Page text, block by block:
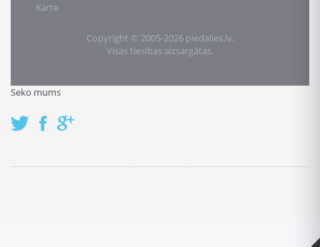
Karte
Copyright © 2005-2026 piedalies.lv.
Visas tiesības aizsargātas.
Seko mums